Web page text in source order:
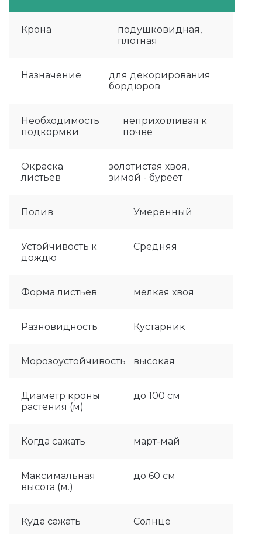
Крона
подушковидная,
плотная
Назначение
для декорирования
бордюров
Необходимость
подкормки
неприхотливая к
почве
Окраска
листьев
золотистая хвоя,
зимой - буреет
Полив Умеренный
Устойчивость к
дождю
Средняя
Форма листьев мелкая хвоя
Разновидность Кустарник
Морозоустойчивость высокая
Диаметр кроны
растения (м)
до 100 см
Когда сажать март-май
Максимальная
высота (м.)
до 60 см
Куда сажать Солнце